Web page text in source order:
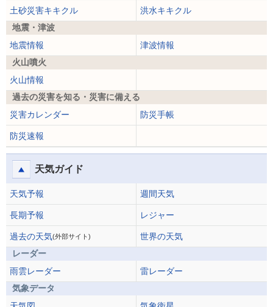
土砂災害キキクル
洪水キキクル
地震・津波
地震情報
津波情報
火山噴火
火山情報
過去の災害を知る・災害に備える
災害カレンダー
防災手帳
防災速報
天気ガイド
天気予報 週間天気
長期予報 レジャー
過去の天気(外部サイト)
世界の天気
レーダー
雨雲レーダー
雷レーダー
気象データ